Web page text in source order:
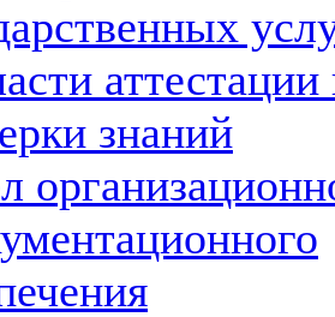
аттестации
знаний